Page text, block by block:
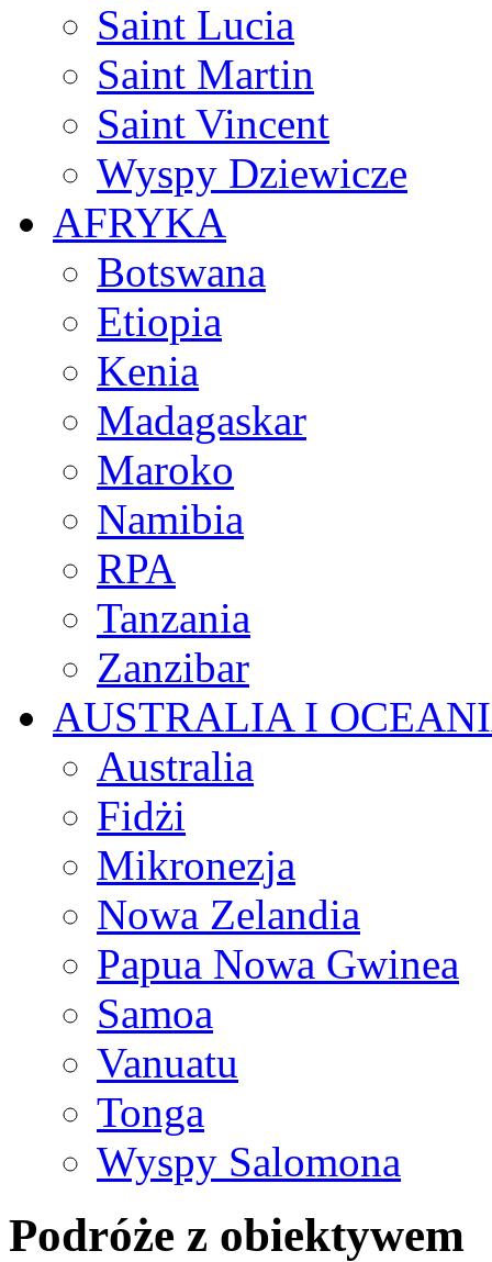
Saint Lucia
Saint Martin
Saint Vincent
Wyspy Dziewicze
AFRYKA
Botswana
Etiopia
Kenia
Madagaskar
Maroko
Namibia
RPA
Tanzania
Zanzibar
AUSTRALIA I
Australia
Fidżi
Mikronezja
Nowa Zelandia
Papua Nowa Gwinea
Samoa
Vanuatu
Tonga
Wyspy Salomona
Podróże z obiektywem